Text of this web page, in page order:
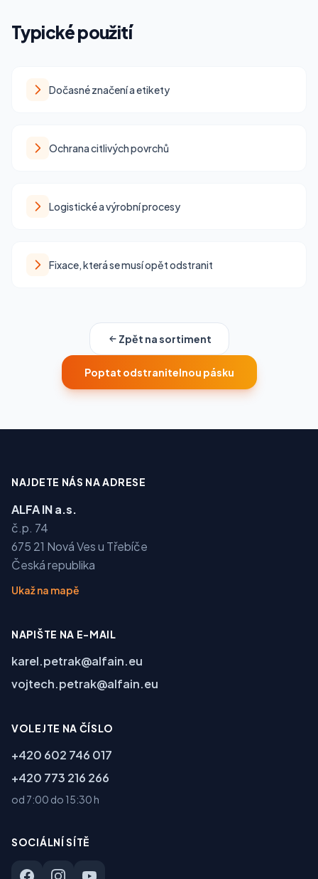
Typické použití
Dočasné značení a etikety
Ochrana citlivých povrchů
Logistické a výrobní procesy
Fixace, která se musí opět odstranit
Zpět na sortiment
Poptat odstranitelnou pásku
NAJDETE NÁS NA ADRESE
ALFA IN a.s.
č.p. 74
675 21 Nová Ves u Třebíče
Česká republika
Ukaž na mapě
NAPIŠTE NA E-MAIL
karel.petrak@alfain.eu
vojtech.petrak@alfain.eu
VOLEJTE NA ČÍSLO
+420 602 746 017
+420 773 216 266
od 7:00 do 15:30 h
SOCIÁLNÍ SÍTĚ